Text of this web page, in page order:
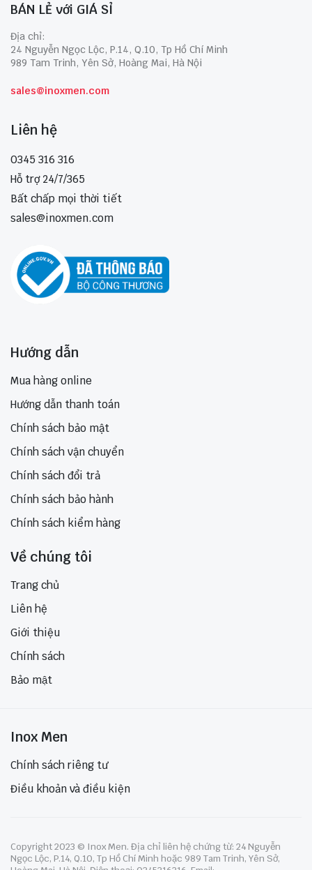
BÁN LẺ với GIÁ SỈ
Địa chỉ:
24 Nguyễn Ngọc Lộc, P.14, Q.10, Tp Hồ Chí Minh
989 Tam Trinh, Yên Sở, Hoàng Mai, Hà Nội
sales@inoxmen.com
Liên hệ
0345 316 316
Hỗ trợ 24/7/365
Bất chấp mọi thời tiết
sales@inoxmen.com
Hướng dẫn
Mua hàng online
Hướng dẫn thanh toán
Chính sách bảo mật
Chính sách vận chuyển
Chính sách đổi trả
Chính sách bảo hành
Chính sách kiểm hàng
Về chúng tôi
Trang chủ
Liên hệ
Giới thiệu
Chính sách
Bảo mật
Inox Men
Chính sách riêng tư
Điều khoản và điều kiện
Copyright 2023 © Inox Men. Địa chỉ liên hệ chứng từ: 24 Nguyễn
Ngọc Lộc, P.14, Q.10, Tp Hồ Chí Minh hoặc 989 Tam Trinh, Yên Sở,